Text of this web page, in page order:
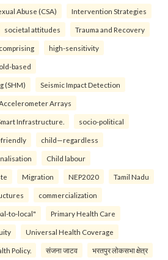
Abuse (CSA) Intervention Strategies
societal attitudes Trauma and Recovery
high-sensitivity
based
(SHM) Seismic Impact Detection
Arrays
Infrastructure. socio-political
child—regardless
Child labour
Migration NEP2020 Tamil Nadu
commercialization
to-local" Primary Health Care
Universal Health Coverage
Policy. संजना जाटव भरतपुर लोकसभा क्षेत्र